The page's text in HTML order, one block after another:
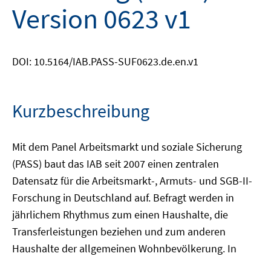
Version 0623 v1
DOI: 10.5164/IAB.PASS-SUF0623.de.en.v1
Kurzbeschreibung
Mit dem Panel Arbeitsmarkt und soziale Sicherung
(PASS) baut das IAB seit 2007 einen zentralen
Datensatz für die Arbeitsmarkt-, Armuts- und SGB-II-
Forschung in Deutschland auf. Befragt werden in
jährlichem Rhythmus zum einen Haushalte, die
Transferleistungen beziehen und zum anderen
Haushalte der allgemeinen Wohnbevölkerung. In